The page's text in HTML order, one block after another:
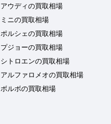
アウディの買取相場
ミニの買取相場
ポルシェの買取相場
プジョーの買取相場
シトロエンの買取相場
アルファロメオの買取相場
ボルボの買取相場